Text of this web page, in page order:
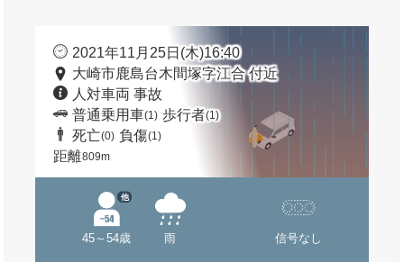
2021年11月25日(木)16:40
大崎市鹿島台木間塚字江合 付近
人対車両 事故
普通乗用車(1) 歩行者(1)
死亡(0) 負傷(1)
距離809m
45～54歳
他
雨 信号なし